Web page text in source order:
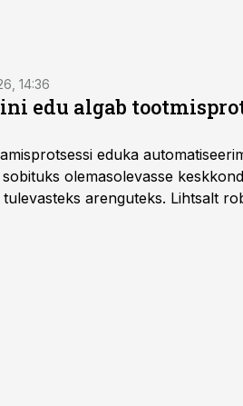
14:36
edu algab
eduka
olemasolevasse
arenguteks. Lihtsalt